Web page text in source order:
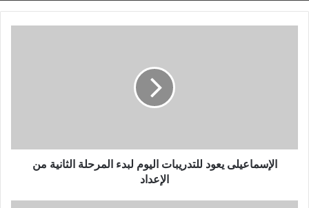
الإعداد
الإسماعيلى يعود للتدريبات اليوم لبدء المرحلة الثانية من
الإعداد